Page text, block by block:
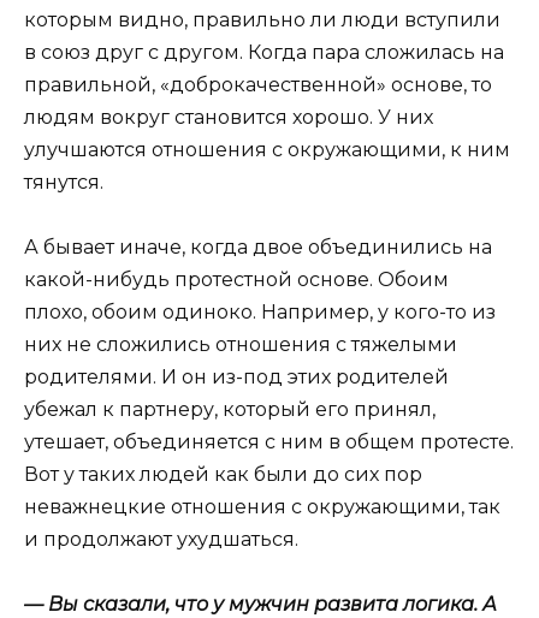
которым видно, правильно ли люди вступили
в союз друг с другом. Когда пара сложилась на
правильной, «доброкачественной» основе, то
людям вокруг становится хорошо. У них
улучшаются отношения с окружающими, к ним
тянутся.
А бывает иначе, когда двое объединились на
какой-нибудь протестной основе. Обоим
плохо, обоим одиноко. Например, у кого-то из
них не сложились отношения с тяжелыми
родителями. И он из-под этих родителей
убежал к партнеру, который его принял,
утешает, объединяется с ним в общем протесте.
Вот у таких людей как были до сих пор
неважнецкие отношения с окружающими, так
и продолжают ухудшаться.
— Вы сказали, что у мужчин развита логика. А